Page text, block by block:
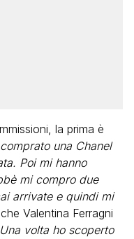
la prima è
una Chanel
Poi mi hanno
mi compro due
arrivate e quindi mi
Valentina Ferragni
Una volta ho scoperto